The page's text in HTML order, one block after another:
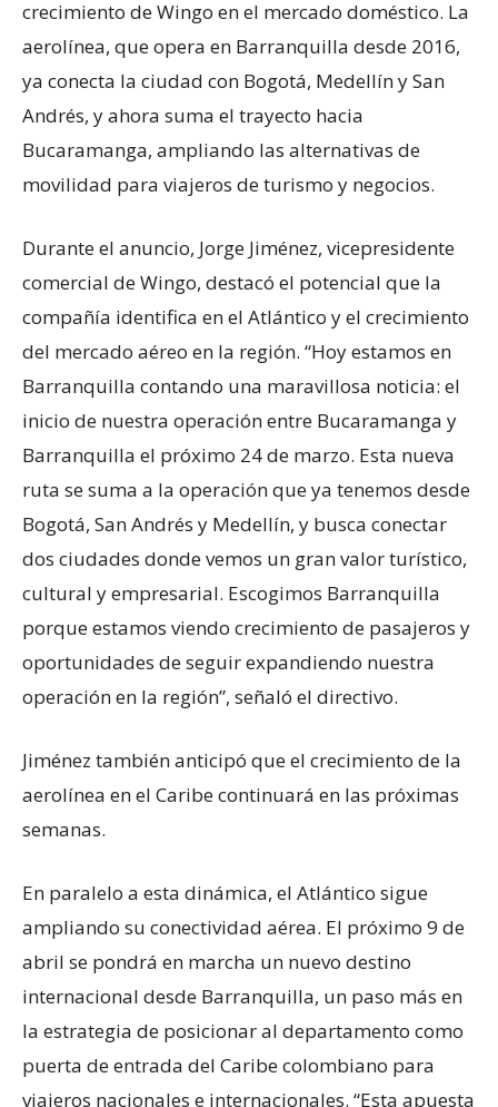
crecimiento de Wingo en el mercado doméstico. La
aerolínea, que opera en Barranquilla desde 2016,
ya conecta la ciudad con Bogotá, Medellín y San
Andrés, y ahora suma el trayecto hacia
Bucaramanga, ampliando las alternativas de
movilidad para viajeros de turismo y negocios.
Durante el anuncio, Jorge Jiménez, vicepresidente
comercial de Wingo, destacó el potencial que la
compañía identifica en el Atlántico y el crecimiento
del mercado aéreo en la región. “Hoy estamos en
Barranquilla contando una maravillosa noticia: el
inicio de nuestra operación entre Bucaramanga y
Barranquilla el próximo 24 de marzo. Esta nueva
ruta se suma a la operación que ya tenemos desde
Bogotá, San Andrés y Medellín, y busca conectar
dos ciudades donde vemos un gran valor turístico,
cultural y empresarial. Escogimos Barranquilla
porque estamos viendo crecimiento de pasajeros y
oportunidades de seguir expandiendo nuestra
operación en la región”, señaló el directivo.
Jiménez también anticipó que el crecimiento de la
aerolínea en el Caribe continuará en las próximas
semanas.
En paralelo a esta dinámica, el Atlántico sigue
ampliando su conectividad aérea. El próximo 9 de
abril se pondrá en marcha un nuevo destino
internacional desde Barranquilla, un paso más en
la estrategia de posicionar al departamento como
puerta de entrada del Caribe colombiano para
viajeros nacionales e internacionales. “Esta apuesta